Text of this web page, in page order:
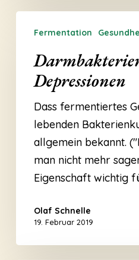
Depressionen
Fermentation
Depressionen
Dass fermentiertes
lebenden
allgemein bekannt.
man nicht mehr
Eigenschaft wichtig
Olaf Schnelle
19. Februar 2019